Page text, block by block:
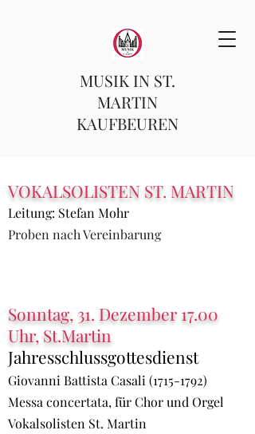
MUSIK IN ST.
MARTIN
KAUFBEUREN
VOKALSOLISTEN ST. MARTIN
Leitung: Stefan Mohr
Proben nach Vereinbarung
Sonntag, 31. Dezember 17.00
Uhr, St.Martin
Jahresschlussgottesdienst
Giovanni Battista Casali (1715-1792)
Messa concertata, für Chor und Orgel
Vokalsolisten St. Martin